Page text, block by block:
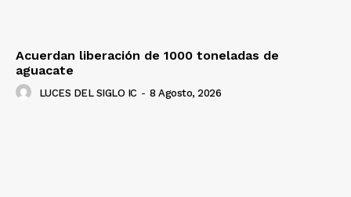
Acuerdan liberación de 1000 toneladas de
aguacate
LUCES DEL SIGLO IC - 8 Agosto, 2026